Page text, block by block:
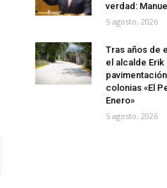
verdad:
5 agosto, 2026
Tras años de
el alcalde Erik
colonias «El
Enero»
5 agosto, 2026